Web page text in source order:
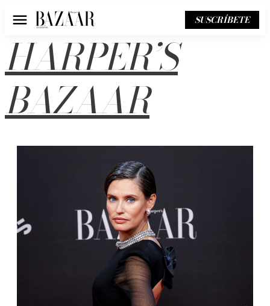
Menú SUSCRÍBETE
HARPER’S
BAZAAR